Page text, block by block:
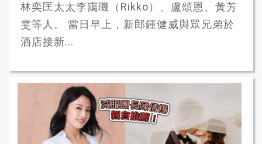
林奕匡太太李靄璣（Rikko）、盧頌恩、黃芳
雯等人。 當日早上，新郎鍾健威與眾兄弟於
酒店接新...